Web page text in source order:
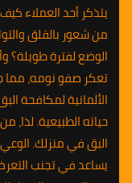
يتذكر أحد العملاء
من شعور بالقلق
الوضع لفترة طويلة؟
تعكر صفو نومه،
الألمانية لمكافحة
حياته الطبيعية.
البق في منزلك.
يساعد في تجنب